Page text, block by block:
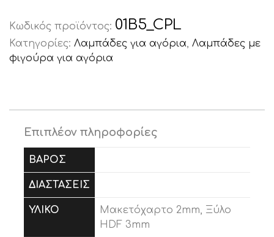
Κωδικός προϊόντος: 01B5_CPL
Κατηγορίες: Λαμπάδες για αγόρια, Λαμπάδες με
φιγούρα για αγόρια
Επιπλέον πληροφορίες
ΒΆΡΟΣ
ΔΙΑΣΤΆΣΕΙΣ
ΥΛΙΚΌ
Μακετόχαρτο 2mm, Ξύλο
HDF 3mm